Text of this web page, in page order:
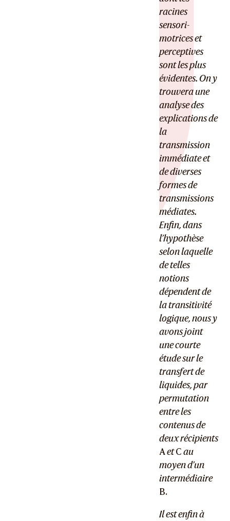
racines
sensori-
motrices et
perceptives
sont les plus
évidentes. On y
trouvera une
analyse des
explications de
la
transmission
immédiate et
de diverses
formes de
transmissions
médiates.
Enfin, dans
l’hypothèse
selon laquelle
de telles
notions
dépendent de
la transitivité
logique, nous y
avons joint
une courte
étude sur le
transfert de
liquides, par
permutation
entre les
contenus de
deux récipients
AetCau
moyen d’un
intermédiaire
B.
Il est enfin à